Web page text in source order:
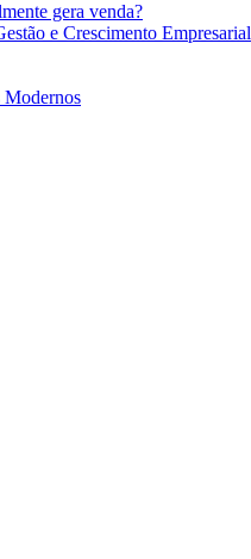
gera venda?
e Crescimento Empresarial
Modernos